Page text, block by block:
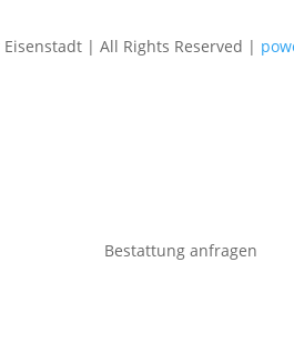
Eisenstadt | All Rights Reserved |
Bestattung anfragen